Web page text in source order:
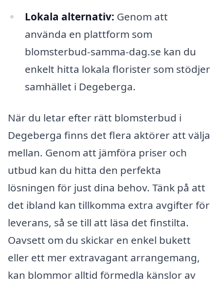
Lokala alternativ: Genom att
använda en plattform som
blomsterbud-samma-dag.se kan du
enkelt hitta lokala florister som stödjer
samhället i Degeberga.
När du letar efter rätt blomsterbud i
Degeberga finns det flera aktörer att välja
mellan. Genom att jämföra priser och
utbud kan du hitta den perfekta
lösningen för just dina behov. Tänk på att
det ibland kan tillkomma extra avgifter för
leverans, så se till att läsa det finstilta.
Oavsett om du skickar en enkel bukett
eller ett mer extravagant arrangemang,
kan blommor alltid förmedla känslor av